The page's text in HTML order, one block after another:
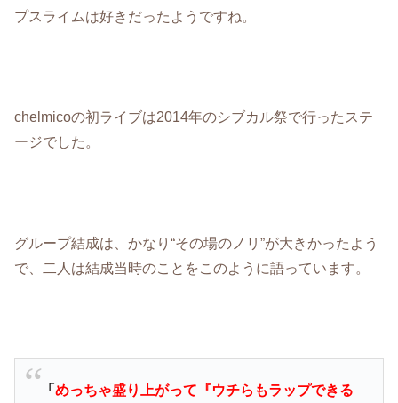
プスライムは好きだったようですね。
chelmicoの初ライブは2014年のシブカル祭で行ったステ
ージでした。
グループ結成は、かなり“その場のノリ”が大きかったよう
で、二人は結成当時のことをこのように語っています。
「 めっちゃ盛り上がって『ウチらもラップできる